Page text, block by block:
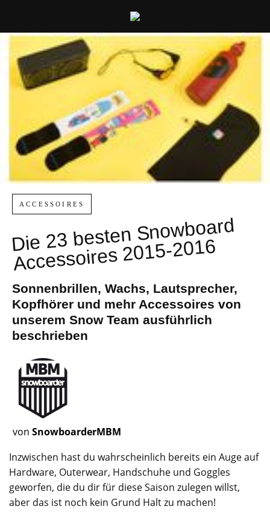
ACCESSOIRES
Die 23 besten Sno
wboard
Accessoires 2015-2016
Sonnenbrillen, Wachs, Lautsprecher,
Kopfhörer und mehr Accessoires von
unserem Snow Team ausführlich
beschrieben
von SnowboarderMBM
Inzwischen hast du wahrscheinlich bereits ein Auge auf
Hardware, Outerwear, Handschuhe und Goggles
geworfen, die du dir für diese Saison zulegen willst,
aber das ist noch kein Grund Halt zu machen!